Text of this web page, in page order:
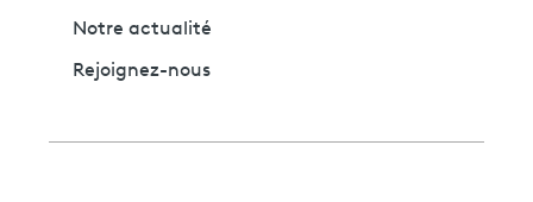
Notre actualité
Rejoignez-nous